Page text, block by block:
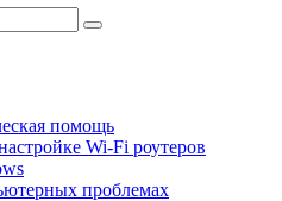
помощь
Wi-Fi роутеров
проблемах